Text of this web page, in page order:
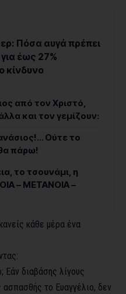
Πόσα αυγά πρέπει
έως 27%
κίνδυνο
από τον Χριστό,
και τον γεμίζουν:
Ούτε το
πάρω!
το τσουνάμι, η
– ΜΕΤΑΝΟΙΑ –
κάθε μέρα ένα
Εάν διαβάσης λίγους
το Ευαγγέλιο, δεν